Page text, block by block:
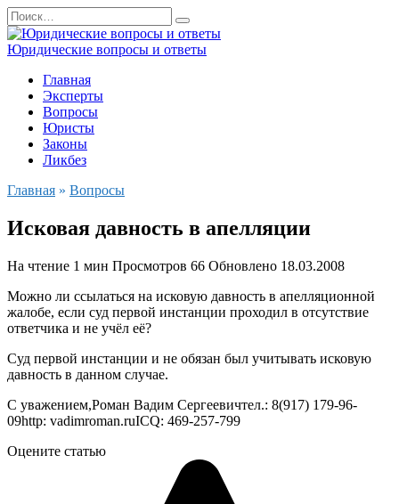
Перейти
к
содержанию
Search
for:
Юридические вопросы и ответы
Главная
Эксперты
Вопросы
Юристы
Законы
Ликбез
Главная » Вопросы
Исковая давность в апелляции
На чтение 1 мин Просмотров 66 Обновлено 18.03.2008
Можно ли ссылаться на исковую давность в апелляционной
жалобе, если суд первой инстанции проходил в отсутствие
ответчика и не учёл её?
Суд первой инстанции и не обязан был учитывать исковую
давность в данном случае.
С уважением,Роман Вадим Сергеевичтел.: 8(917) 179-96-
09http: vadimroman.ruICQ: 469-257-799
Оцените статью